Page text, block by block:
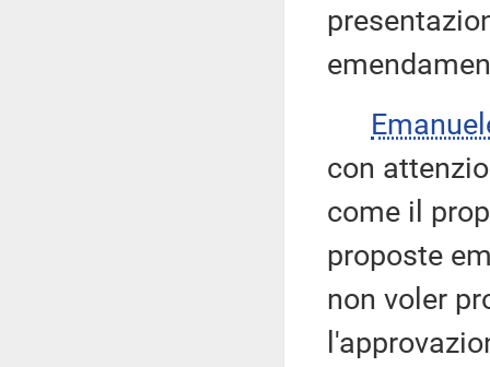
con
come il
proposte
non voler